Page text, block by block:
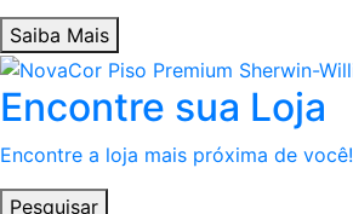
Saiba Mais
Encontre sua Loja
Encontre a loja mais próxima de você!
Pesquisar